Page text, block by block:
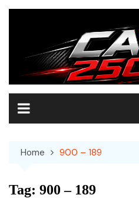
Skip
Home 900 – 189
Tag: 900 – 189